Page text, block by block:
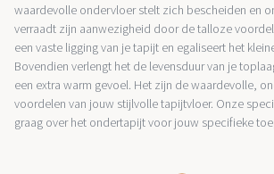
waardevolle ondervloer stelt zich bescheiden en
verraadt zijn aanwezigheid door de talloze
een vaste ligging van je tapijt en egaliseert het
Bovendien verlengt het de levensduur van je
een extra warm gevoel. Het zijn de waardevolle,
voordelen van jouw stijlvolle tapijtvloer. Onze
graag over het ondertapijt voor jouw specifieke